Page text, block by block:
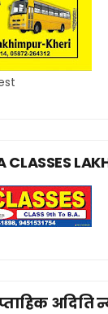
CLASSES
अदिति